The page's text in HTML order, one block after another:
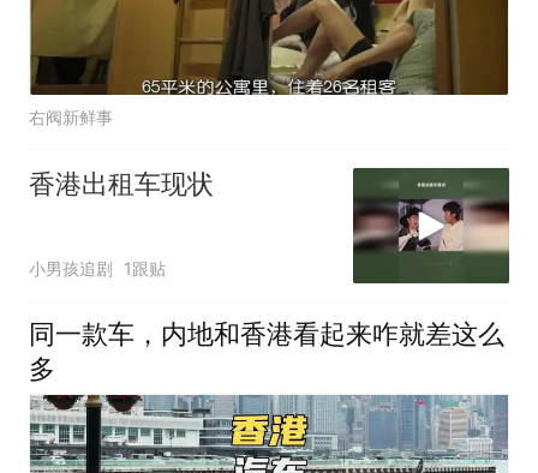
右阀新鲜事
香港出租车现状
小男孩追剧 1跟贴
同一款车，内地和香港看起来咋就差这么
多